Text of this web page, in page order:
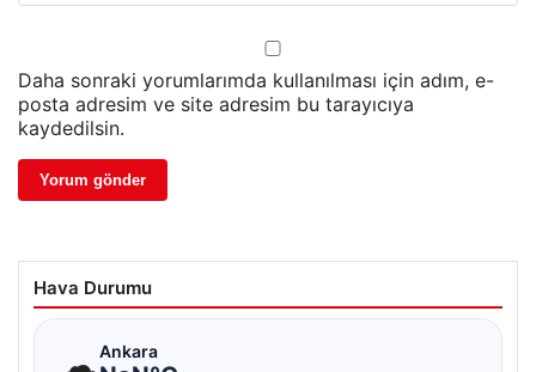
Daha sonraki yorumlarımda kullanılması için adım, e-
posta adresim ve site adresim bu tarayıcıya
kaydedilsin.
Hava Durumu
Ankara